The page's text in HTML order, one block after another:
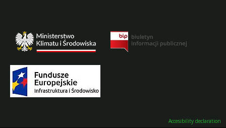
Accesibility declaration